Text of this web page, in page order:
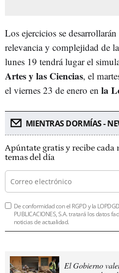
Los ejercicios se
relevancia y complejidad de
lunes 19 tendrá lugar el
Artes y las Ciencias, el
el viernes 23 de enero en la
MIENTRAS DORMÍAS -
Apúntate gratis y recibe cada
temas del día
De conformidad con el RGPD y la
PUBLICACIONES, S.A. tratará los datos
noticias de actualidad.
El Gobierno